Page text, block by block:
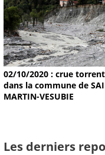
02/10/2020 : crue
dans la commune de
MARTIN-VESUBIE
Les derniers